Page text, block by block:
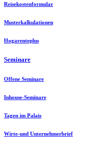
Reisekostenformular
Musterkalkulationen
Hogarenteplus
Seminare
Offene Seminare
Inhouse-Seminare
Tagen im Palais
Wirte-und Unternehmerbrief